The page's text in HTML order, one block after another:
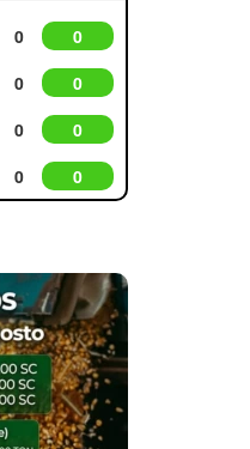
0 0
0 0
0 0
0 0